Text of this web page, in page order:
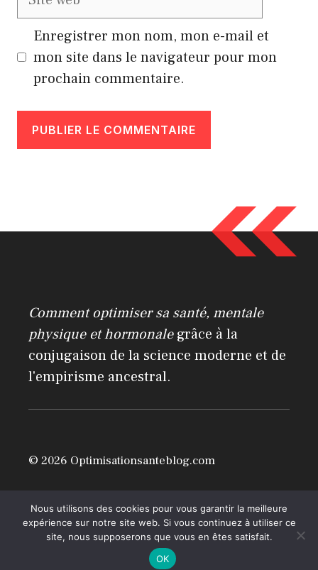
Enregistrer mon nom, mon e-mail et
mon site dans le navigateur pour mon
prochain commentaire.
e
Comment optimiser sa santé, mentale
physique et hormonalegrâce à la
conjugaison de la science moderne et de
l'empirisme ancestral.
© 2026 Optimisationsanteblog.com
Nous utilisons des cookies pour vous garantir la meilleure
expérience sur notre site web. Si vous continuez à utiliser ce
site, nous supposerons que vous en êtes satisfait.
OK